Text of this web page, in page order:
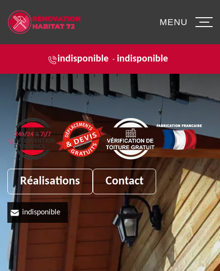
indisponible - indisponible
MENU
Réalisations Contact
indisponible